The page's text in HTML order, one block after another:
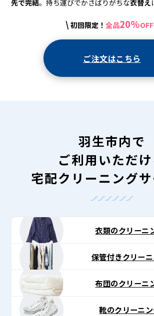
ー
先で完結。持ち運びでかさばりがちな衣替え
\ 初回限定！ 全品20%OFF
ご注文はこちら
羽生市内で
ご利用いただけ
宅配クリーニング
衣類のクリーニ
保管付きクリー
布団のクリーニ
靴のクリーニ